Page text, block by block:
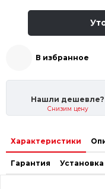
В избранное
Нашли дешевле?
Снизим цену
Характеристики
Гарантия Установка